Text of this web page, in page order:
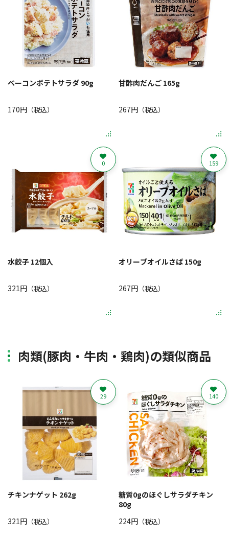
ベーコンポテトサラダ 90g
170円 （税込）
甘酢肉だんご 165g
267円（税込）
水餃子 12個入
321円 （税込）
0
オリーブオイルさば 150g
267円（税込）
159
肉類(豚肉・牛肉・鶏肉)の類似商品
チキンナゲット 262g
321円 （税込）
29
糖質0gのほぐしサラダチキン
80g
224円（税込）
140